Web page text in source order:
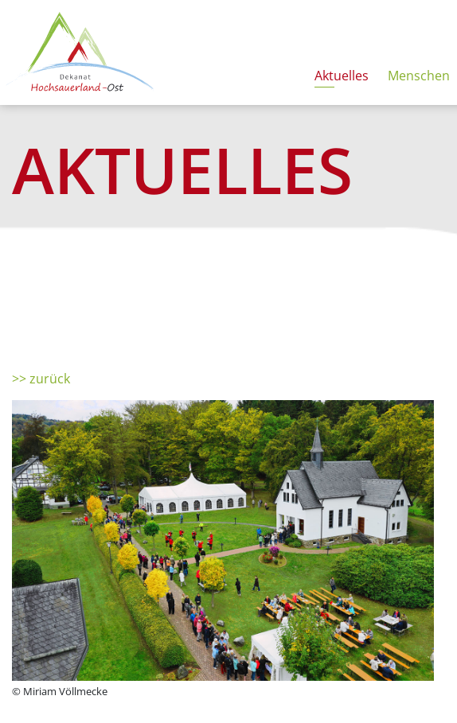
Aktuelles Menschen
AKTUELLES
>> zurück
© Miriam Völlmecke